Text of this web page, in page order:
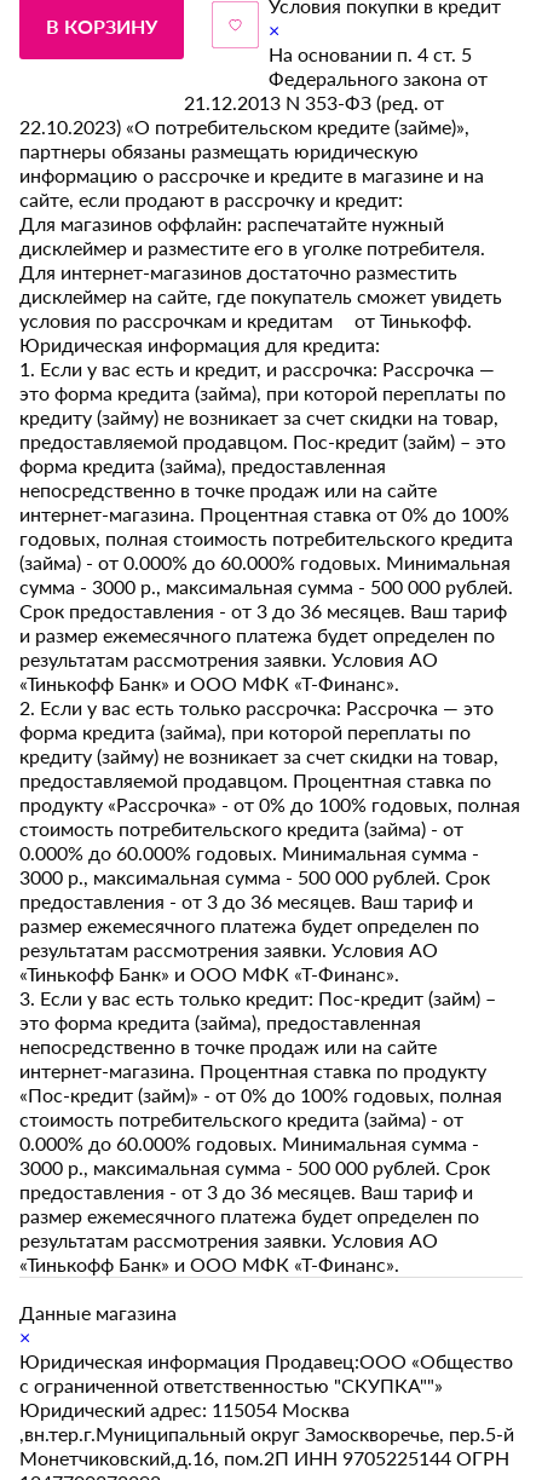
В КОРЗИНУ
Условия покупки в кредит
×
На основании п. 4 ст. 5
Федерального закона от
21.12.2013 N 353-ФЗ (ред. от
22.10.2023) «О потребительском кредите (займе)»,
партнеры обязаны размещать юридическую
информацию о рассрочке и кредите в магазине и на
сайте, если продают в рассрочку и кредит:
Для магазинов оффлайн: распечатайте нужный
дисклеймер и разместите его в уголке потребителя.
Для интернет-магазинов достаточно разместить
дисклеймер на сайте, где покупатель сможет увидеть
условия по рассрочкам и кредитам от Тинькофф.
Юридическая информация для кредита:
1. Если у вас есть и кредит, и рассрочка: Рассрочка —
это форма кредита (займа), при которой переплаты по
кредиту (займу) не возникает за счет скидки на товар,
предоставляемой продавцом. Пос-кредит (займ) – это
форма кредита (займа), предоставленная
непосредственно в точке продаж или на сайте
интернет-магазина. Процентная ставка от 0% до 100%
годовых, полная стоимость потребительского кредита
(займа) - от 0.000% до 60.000% годовых. Минимальная
сумма - 3000 р., максимальная сумма - 500 000 рублей.
Срок предоставления - от 3 до 36 месяцев. Ваш тариф
и размер ежемесячного платежа будет определен по
результатам рассмотрения заявки. Условия АО
«Тинькофф Банк» и ООО МФК «Т-Финанс».
2. Если у вас есть только рассрочка: Рассрочка — это
форма кредита (займа), при которой переплаты по
кредиту (займу) не возникает за счет скидки на товар,
предоставляемой продавцом. Процентная ставка по
продукту «Рассрочка» - от 0% до 100% годовых, полная
стоимость потребительского кредита (займа) - от
0.000% до 60.000% годовых. Минимальная сумма -
3000 р., максимальная сумма - 500 000 рублей. Срок
предоставления - от 3 до 36 месяцев. Ваш тариф и
размер ежемесячного платежа будет определен по
результатам рассмотрения заявки. Условия АО
«Тинькофф Банк» и ООО МФК «Т-Финанс».
3. Если у вас есть только кредит: Пос-кредит (займ) –
это форма кредита (займа), предоставленная
непосредственно в точке продаж или на сайте
интернет-магазина. Процентная ставка по продукту
«Пос-кредит (займ)» - от 0% до 100% годовых, полная
стоимость потребительского кредита (займа) - от
0.000% до 60.000% годовых. Минимальная сумма -
3000 р., максимальная сумма - 500 000 рублей. Срок
предоставления - от 3 до 36 месяцев. Ваш тариф и
размер ежемесячного платежа будет определен по
результатам рассмотрения заявки. Условия АО
«Тинькофф Банк» и ООО МФК «Т-Финанс».
Данные магазина
×
Юридическая информация Продавец:ООО «Общество
с ограниченной ответственностью "СКУПКА""»
Юридический адрес: 115054 Москва
,вн.тер.г.Муниципальный округ Замоскворечье, пер.5-й
Монетчиковский,д.16, пом.2П ИНН 9705225144 ОГРН